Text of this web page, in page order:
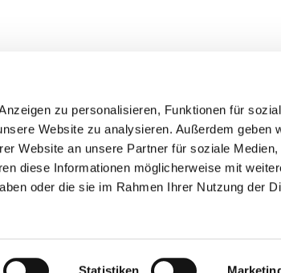
zu personalisieren, Funktionen für
Website zu analysieren. Außerdem geben
Website an unsere Partner für soziale Medien,
diese Informationen möglicherweise mit
oder die sie im Rahmen Ihrer Nutzung der
Statistiken
Ansprechpersonen zum Schutz vor
sexualisierter Gewalt